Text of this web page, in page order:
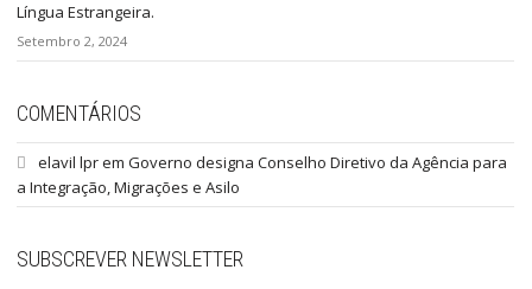
Língua Estrangeira.
Setembro 2, 2024
COMENTÁRIOS
elavil lprem Governo designa Conselho Diretivo da Agência para
a Integração, Migrações e Asilo
SUBSCREVER NEWSLETTER